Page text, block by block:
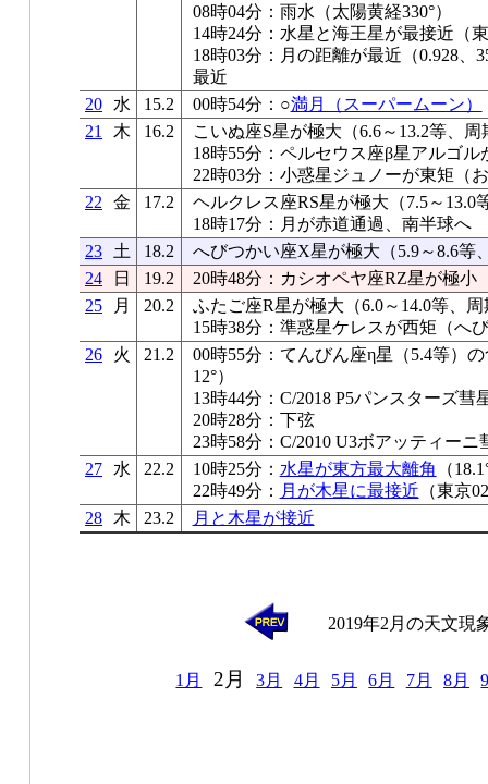
08時04分：雨水（太陽黄経330°）
14時24分：水星と海王星が最接近（東
18時03分：月の距離が最近（0.928、
最近
20
水 15.2 00時54分：○満月（スーパームーン）
21
木 16.2
こいぬ座S星が極大（6.6～13.2等、周
18時55分：ペルセウス座β星アルゴル
22時03分：小惑星ジュノーが東矩（
22
金 17.2
ヘルクレス座RS星が極大（7.5～13.0
18時17分：月が赤道通過、南半球へ
23
土 18.2
へびつかい座X星が極大（5.9～8.6等
24
日 19.2
20時48分：カシオペヤ座RZ星が極小
25
月 20.2
ふたご座R星が極大（6.0～14.0等、周
15時38分：準惑星ケレスが西矩（へ
26
火 21.2
00時55分：てんびん座η星（5.4等）
12°）
13時44分：C/2018 P5パンスターズ
20時28分：下弦
23時58分：C/2010 U3ボアッティー
27
水 22.2 10時25分： 水星が東方最大離角 （
22時49分： 月が木星に最接近 （東京
28
木 23.2 月と木星が接近
2019年2月の天文現
1月 2月 3月 4月 5月 6月 7月 8月